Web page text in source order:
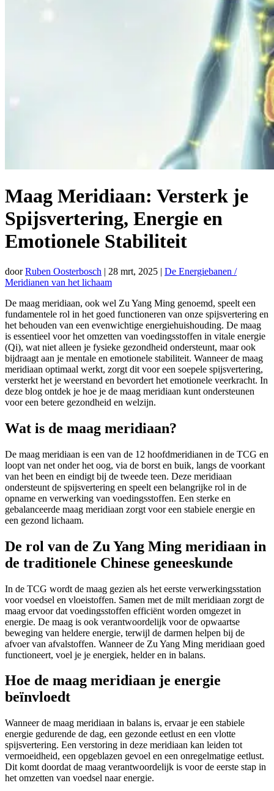
Maag Meridiaan: Versterk je
Spijsvertering, Energie en
Emotionele Stabiliteit
doorRuben Oosterbosch | 28 mrt, 2025 | De Energiebanen /
Meridianen van het lichaam
De maag meridiaan, ook wel Zu Yang Ming genoemd, speelt een
fundamentele rol in het goed functioneren van onze spijsvertering en
het behouden van een evenwichtige energiehuishouding. De maag
is essentieel voor het omzetten van voedingsstoffen in vitale energie
(Qi), wat niet alleen je fysieke gezondheid ondersteunt, maar ook
bijdraagt aan je mentale en emotionele stabiliteit. Wanneer de maag
meridiaan optimaal werkt, zorgt dit voor een soepele spijsvertering,
versterkt het je weerstand en bevordert het emotionele veerkracht. In
deze blog ontdek je hoe je de maag meridiaan kunt ondersteunen
voor een betere gezondheid en welzijn.
Wat is de maag meridiaan?
De maag meridiaan is een van de 12 hoofdmeridianen in de TCG en
loopt van net onder het oog, via de borst en buik, langs de voorkant
van het been en eindigt bij de tweede teen. Deze meridiaan
ondersteunt de spijsvertering en speelt een belangrijke rol in de
opname en verwerking van voedingsstoffen. Een sterke en
gebalanceerde maag meridiaan zorgt voor een stabiele energie en
een gezond lichaam.
De rol van de Zu Yang Ming meridiaan in
de traditionele Chinese geneeskunde
In de TCG wordt de maag gezien als het eerste verwerkingsstation
voor voedsel en vloeistoffen. Samen met de milt meridiaan zorgt de
maag ervoor dat voedingsstoffen efficiënt worden omgezet in
energie. De maag is ook verantwoordelijk voor de opwaartse
beweging van heldere energie, terwijl de darmen helpen bij de
afvoer van afvalstoffen. Wanneer de Zu Yang Ming meridiaan goed
functioneert, voel je je energiek, helder en in balans.
Hoe de maag meridiaan je energie
beïnvloedt
Wanneer de maag meridiaan in balans is, ervaar je een stabiele
energie gedurende de dag, een gezonde eetlust en een vlotte
spijsvertering. Een verstoring in deze meridiaan kan leiden tot
vermoeidheid, een opgeblazen gevoel en een onregelmatige eetlust.
Dit komt doordat de maag verantwoordelijk is voor de eerste stap in
het omzetten van voedsel naar energie.